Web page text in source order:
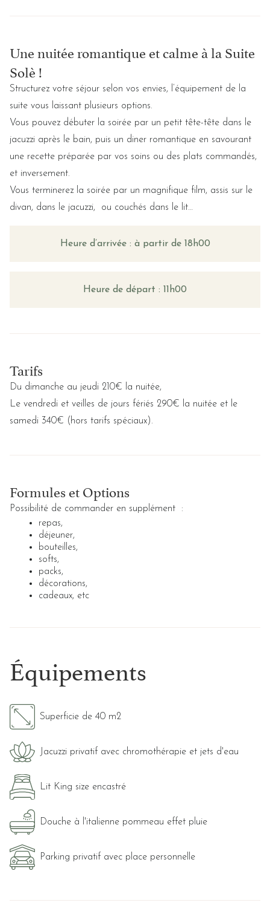
Une nuitée romantique et calme à la Suite
Solè !
Structurez votre séjour selon vos envies, l’équipement de la
suite vous laissant plusieurs options.
Vous pouvez débuter la soirée par un petit tête-tête dans le
jacuzzi après le bain, puis un diner romantique en savourant
une recette préparée par vos soins ou des plats commandés,
et inversement.
Vous terminerez la soirée par un magnifique film, assis sur le
divan, dans le jacuzzi, ou couchés dans le lit…
Heure d’arrivée : à partir de 18h00
Heure de départ : 11h00
Tarifs
Du dimanche au jeudi 210€ la nuitée,
Le vendredi et veilles de jours fériés 290€ la nuitée et le
samedi 340€ (hors tarifs spéciaux).
Formules et Options
Possibilité de commander en supplément :
repas,
déjeuner,
bouteilles,
softs,
packs,
décorations,
cadeaux, etc
Équipements
Superficie de 40 m2
Jacuzzi privatif avec chromothérapie et jets d'eau
Lit King size encastré
Douche à l'italienne pommeau effet pluie
Parking privatif avec place personnelle